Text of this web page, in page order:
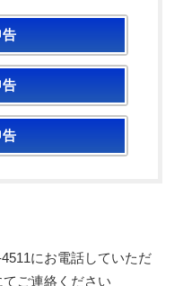
告
告
告
にお電話していただ
ご連絡ください